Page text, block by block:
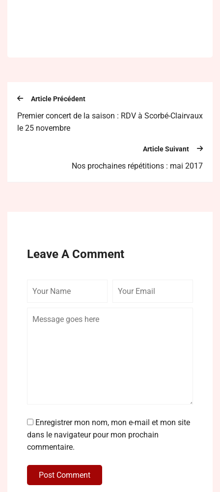
Article Précédent
Premier concert de la saison : RDV à Scorbé-Clairvaux
le 25 novembre
Article Suivant
Nos prochaines répétitions : mai 2017
Leave A Comment
Enregistrer mon nom, mon e-mail et mon site
dans le navigateur pour mon prochain
commentaire.
Post Comment